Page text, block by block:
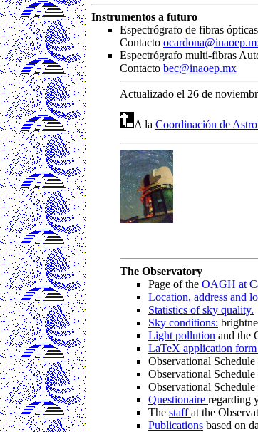
Instrumentos a futuro
Espectrógrafo de fibras
Contacto
Espectrógrafo multi-fibras
Contacto bec@inaoep.mx
Actualizado el 26 de
A la Coordinación de
The Observatory
Page of the OAGH at
Location, address and
Statistics of sky quality.
Sky conditions:
Light pollution and the
LaTeX application form
Observational
Observational
Observational
Questionaire regarding
The staffat the
Publications based on